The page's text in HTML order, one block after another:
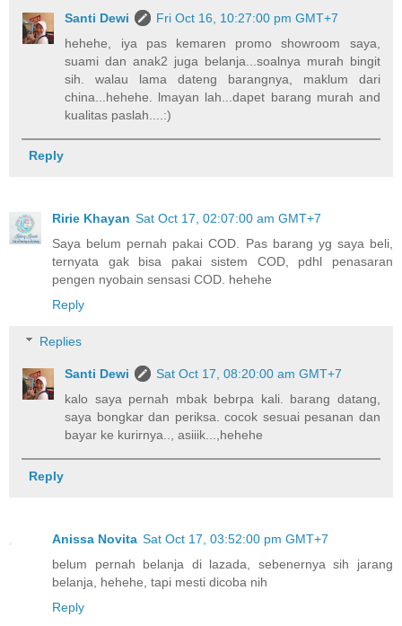
Santi Dewi
Fri Oct 16, 10:27:00 pm GMT+7
hehehe, iya pas kemaren promo showroom saya,
suami dan anak2 juga belanja...soalnya murah bingit
sih. walau lama dateng barangnya, maklum dari
china...hehehe. lmayan lah...dapet barang murah and
kualitas paslah....:)
Reply
Ririe Khayan Sat Oct 17, 02:07:00 am GMT+7
Saya belum pernah pakai COD. Pas barang yg saya beli,
ternyata gak bisa pakai sistem COD, pdhl penasaran
pengen nyobain sensasi COD. hehehe
Reply
Replies
Santi Dewi
Sat Oct 17, 08:20:00 am GMT+7
kalo saya pernah mbak bebrpa kali. barang datang,
saya bongkar dan periksa. cocok sesuai pesanan dan
bayar ke kurirnya.., asiiik...,hehehe
Reply
Anissa Novita Sat Oct 17, 03:52:00 pm GMT+7
belum pernah belanja di lazada, sebenernya sih jarang
belanja, hehehe, tapi mesti dicoba nih
Reply